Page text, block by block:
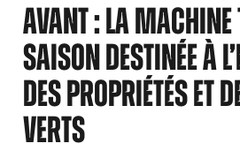
AVANT : LA MACHINE
SAISON DESTINÉE À
DES PROPRIÉTÉS ET
VERTS